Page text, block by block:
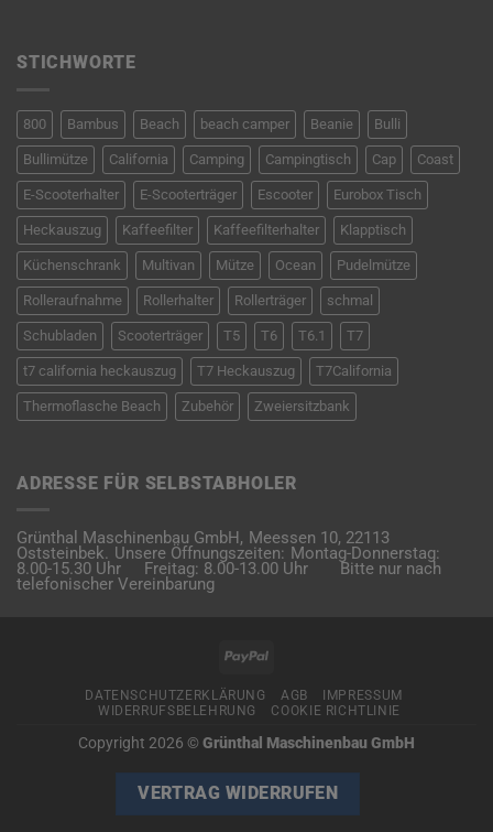
STICHWORTE
800 Bambus Beach beach camper Beanie Bulli
Bullimütze California Camping Campingtisch Cap Coast
E-Scooterhalter E-Scooterträger Escooter Eurobox Tisch
Heckauszug Kaffeefilter Kaffeefilterhalter Klapptisch
Küchenschrank Multivan Mütze Ocean Pudelmütze
Rolleraufnahme Rollerhalter Rollerträger schmal
Schubladen Scooterträger T5 T6 T6.1 T7
t7 california heckauszug T7 Heckauszug T7California
Thermoflasche Beach Zubehör Zweiersitzbank
ADRESSE FÜR SELBSTABHOLER
Grünthal Maschinenbau GmbH, Meessen 10, 22113
Oststeinbek. Unsere Öffnungszeiten: Montag-Donnerstag:
8.00-15.30 Uhr Freitag: 8.00-13.00 Uhr Bitte nur nach
telefonischer Vereinbarung
PayPal
DATENSCHUTZERKLÄRUNG AGB
IMPRESSUM
WIDERRUFSBELEHRUNG
COOKIE RICHTLINIE
Copyright 2026 © Grünthal Maschinenbau GmbH
VERTRAG WIDERRUFEN